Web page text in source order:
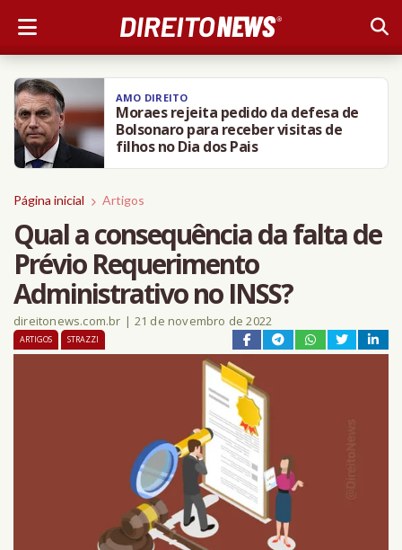
DIREITO NEWS
BH: Câmara aprova PL que obriga
agressor de animais a pagar
tratamento
Página inicial Artigos
Qual a consequência da falta de
Prévio Requerimento
Administrativo no INSS?
direitonews.com.br | 21 de novembro de 2022
ARTIGOS STRAZZI